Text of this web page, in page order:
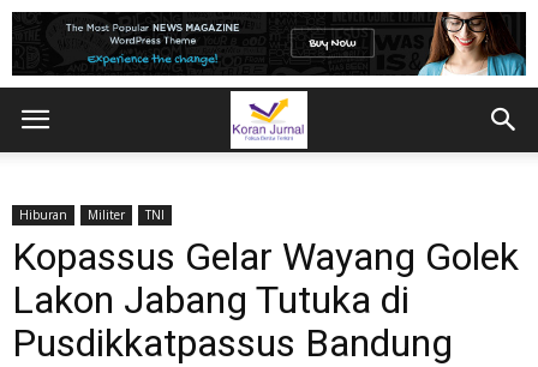
Hiburan Militer TNI
Kopassus Gelar Wayang Golek
Lakon Jabang Tutuka di
Pusdikkatpassus Bandung